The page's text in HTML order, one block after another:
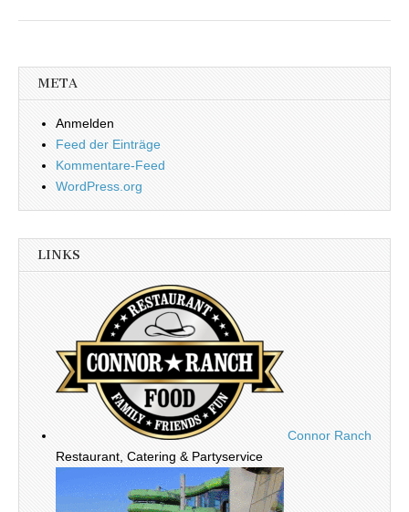
META
Anmelden
Feed der Einträge
Kommentare-Feed
WordPress.org
LINKS
Connor Ranch
Restaurant, Catering & Partyservice